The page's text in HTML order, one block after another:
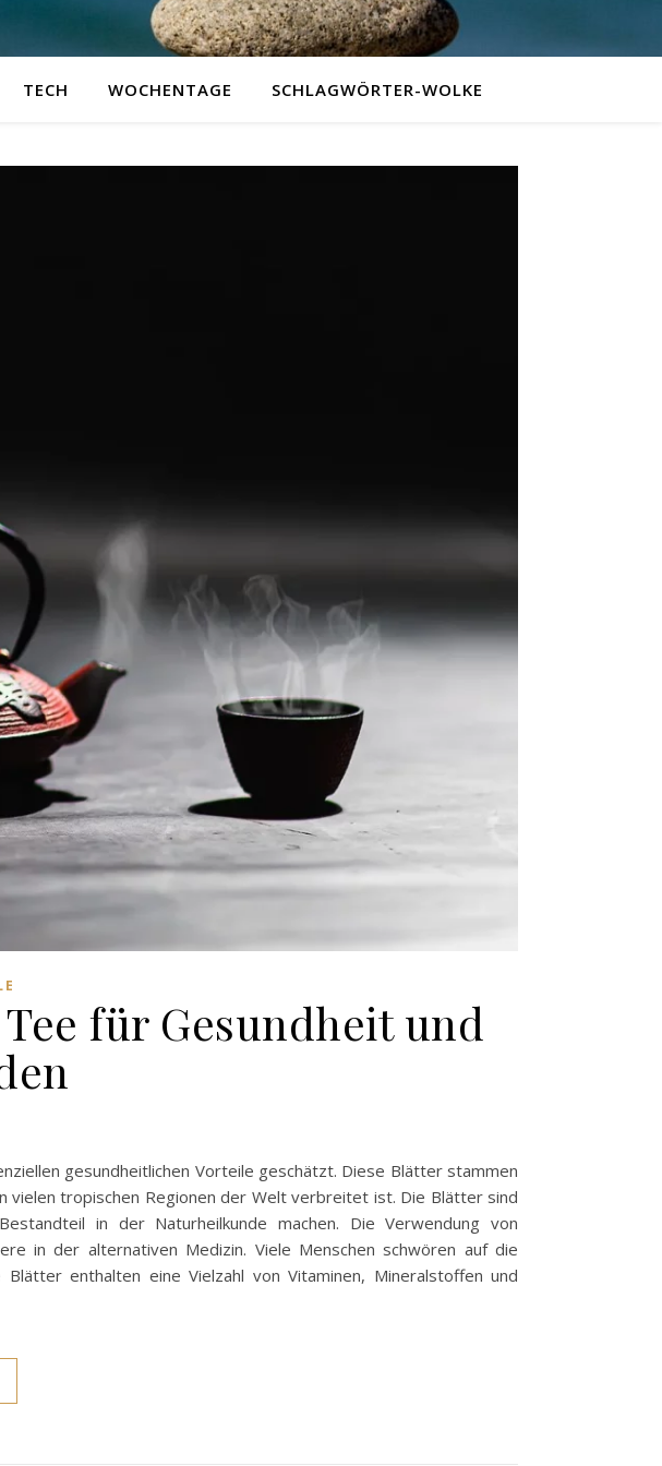
TECH WOCHENTAGE SCHLAGWÖRTER-WOLKE
für Gesundheit und
gesundheitlichen Vorteile geschätzt. Diese Blätter stammen
tropischen Regionen der Welt verbreitet ist. Die Blätter sind
in der Naturheilkunde machen. Die Verwendung von
in der alternativen Medizin. Viele Menschen schwören auf die
enthalten eine Vielzahl von Vitaminen, Mineralstoffen und